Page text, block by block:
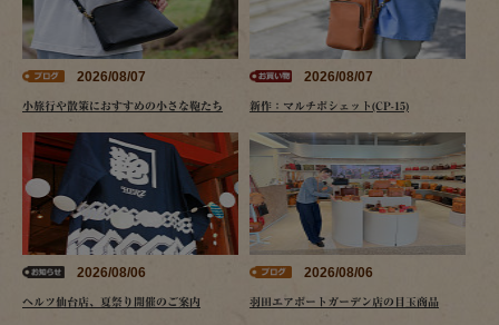
2026/08/07
小旅行や散策におすすめの小さな鞄たち
2026/08/07
新作：マルチポシェット(CP-15)
2026/08/06
ヘルツ仙台店、夏祭り開催のご案内
2026/08/06
羽田エアポートガーデン店の目玉商品